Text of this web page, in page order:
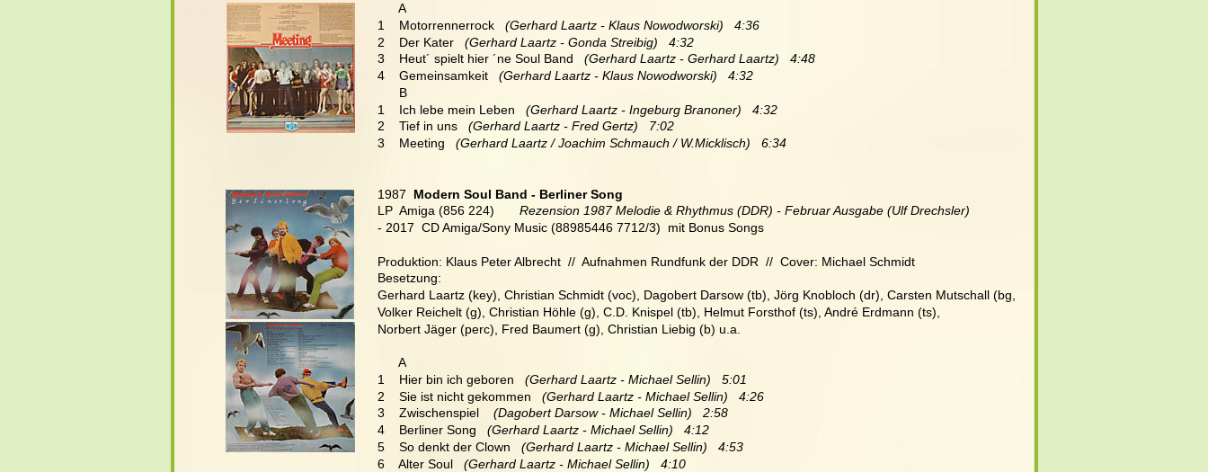
      A
1    Motorrennerrock
(Gerhard Laartz - Klaus Nowodworski)   4:36
2    Der Kater
(Gerhard Laartz - Gonda Streibig)   4:32
3    Heut´ spielt hier ´ne Soul Band
(Gerhard Laartz - Gerhard Laartz)   4:48
4    Gemeinsamkeit
(Gerhard Laartz - Klaus Nowodworski)   4:32
      B
1    Ich lebe mein Leben (Gerhard Laartz - Ingeburg Branoner)   4:32
2    Tief in uns (Gerhard Laartz - Fred Gertz)   7:02
3    Meeting (Gerhard Laartz / Joachim Schmauch / W.Micklisch)   6:34
1987
  Modern Soul Band - Berliner Song
LP  Amiga (856 224)
  Rezension 1987 Melodie & Rhythmus (DDR) - Februar
Ausgabe (Ulf Drechsler)
- 2017  CD Amiga/Sony Music (88985446 7712/3)  mit Bonus Songs
Produktion: Klaus Peter Albrecht  //  Aufnahmen Rundfunk der DDR  //  Cover: Michael Schmidt
Besetzung:
Gerhard Laartz (key), Christian Schmidt (voc), Dagobert Darsow (tb), Jörg Knobloch (dr), Carsten Mutschall (bg,
Volker Reichelt (g), Christian Höhle (g), C.D. Knispel (tb), Helmut Forsthof (ts), André Erdmann (ts),
Norbert Jäger (perc), Fred Baumert (g), Christian Liebig (b) u.a.
      A
1    Hier bin ich geboren
(Gerhard Laartz - Michael Sellin)   5:01
2    Sie ist nicht gekommen
  (Gerhard Laartz - Michael Sellin)   4:26
3    Zwischenspiel (Dagobert Darsow - Michael Sellin)   2:58
4    Berliner Song
(Gerhard Laartz - Michael Sellin)   4:12
5    So denkt der Clown (Gerhard Laartz - Michael Sellin)   4:53
6    Alter Soul (Gerhard Laartz - Michael Sellin)   4:10